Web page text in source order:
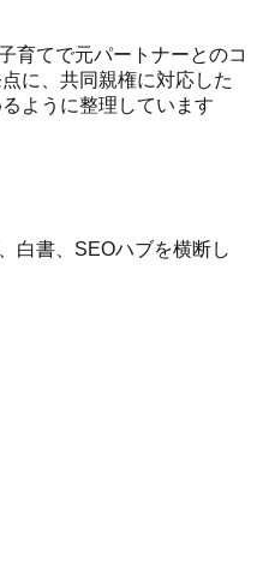
育てで元パートナーとのコ
に、共同親権に対応した
ように整理しています
白書、SEOハブを横断し